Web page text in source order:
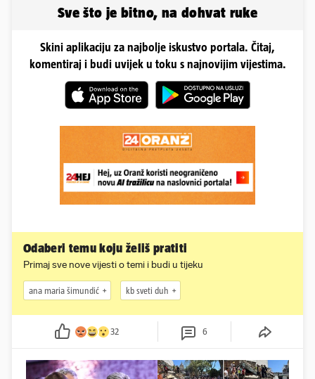
Sve što je bitno, na dohvat ruke
Skini aplikaciju za najbolje iskustvo portala. Čitaj,
komentiraj i budi uvijek u toku s najnovijim vijestima.
Odaberi temu koju želiš pratiti
Primaj sve nove vijesti o temi i budi u tijeku
ana maria šimundić kb sveti duh
32 6